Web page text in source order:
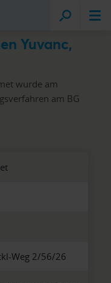
Yuvanc,
wurde am
am BG
Weg 2/56/26